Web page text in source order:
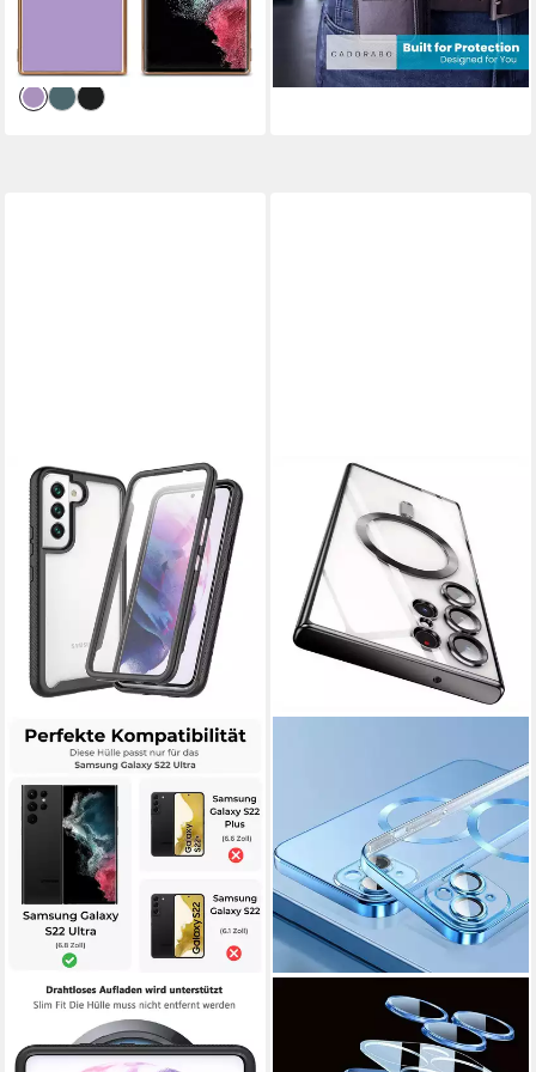
lieferbar - in 3-4 Werktagen bei dir
-31%
lieferbar - in 3-4 Werktagen bei dir
BETTERFON
Handyhülle für Samsung
Galaxy S22 Ultra TPU Case
Handyhülle Magsafe Handy
Hülle für Samsung Galaxy S22